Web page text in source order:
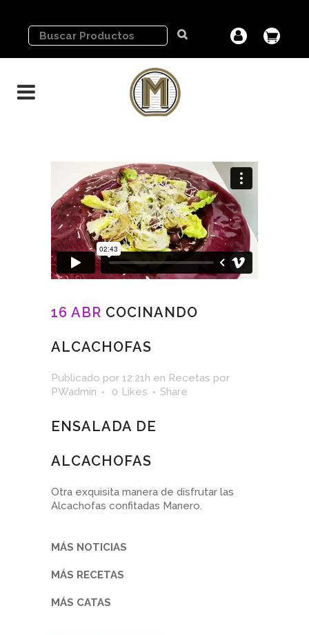
16 ABR COCINANDO
ALCACHOFAS
Publicado por 12:21h en Recetas por
PWadmin
0 Likes Share
ENSALADA DE
ALCACHOFAS
Otra exquisita manera de disfrutar las
Alcachofas confitadas Manero.
MÁS NOTICIAS
MÁS RECETAS
MÁS CATAS